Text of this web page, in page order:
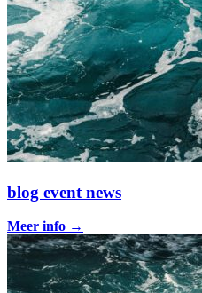
blog event news
Meer info →